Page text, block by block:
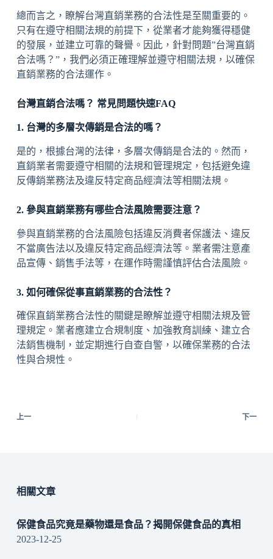
總而言之，瞭解台灣直銷業務的合法性是至關重要的。
只有在遵守相關法規的前提下，從業者才能夠獲得穩健
的發展，並建立可靠的聲譽。因此，針對問題”台灣直銷
合法嗎？”，我們必須正確理解並遵守相關法規，以確保
直銷業務的合法運作。
台灣直銷合法嗎？ 常見問題快速FAQ
1. 台灣的多層次傳銷是合法的嗎？
是的，根據台灣的法律，多層次傳銷是合法的。然而，
直銷業者需要遵守相關的法規和管理規定，包括避免違
反傳銷業務法及違反特定商品經濟法等相關法規。
2. 參與直銷業務有哪些合法風險需要注意？
參與直銷業務的合法風險包括違反消費者保護法、違反
不當廣告法以及違反特定商品經濟法等。業者需注意產
品宣傳、銷售手法等，在運作時需謹慎評估合法風險。
3. 如何確保從事直銷業務的合法性？
確保直銷業務合法性的關鍵是瞭解並遵守相關法規及管
理規定。業者應建立合規制度、加強教育訓練、建立合
法銷售機制，並定期進行自查自警，以確保業務的合法
性與合規性。
上一 下一
相關文章
保健食品究竟是藥物還是食品？揭開保健食品的真相
2023-12-25